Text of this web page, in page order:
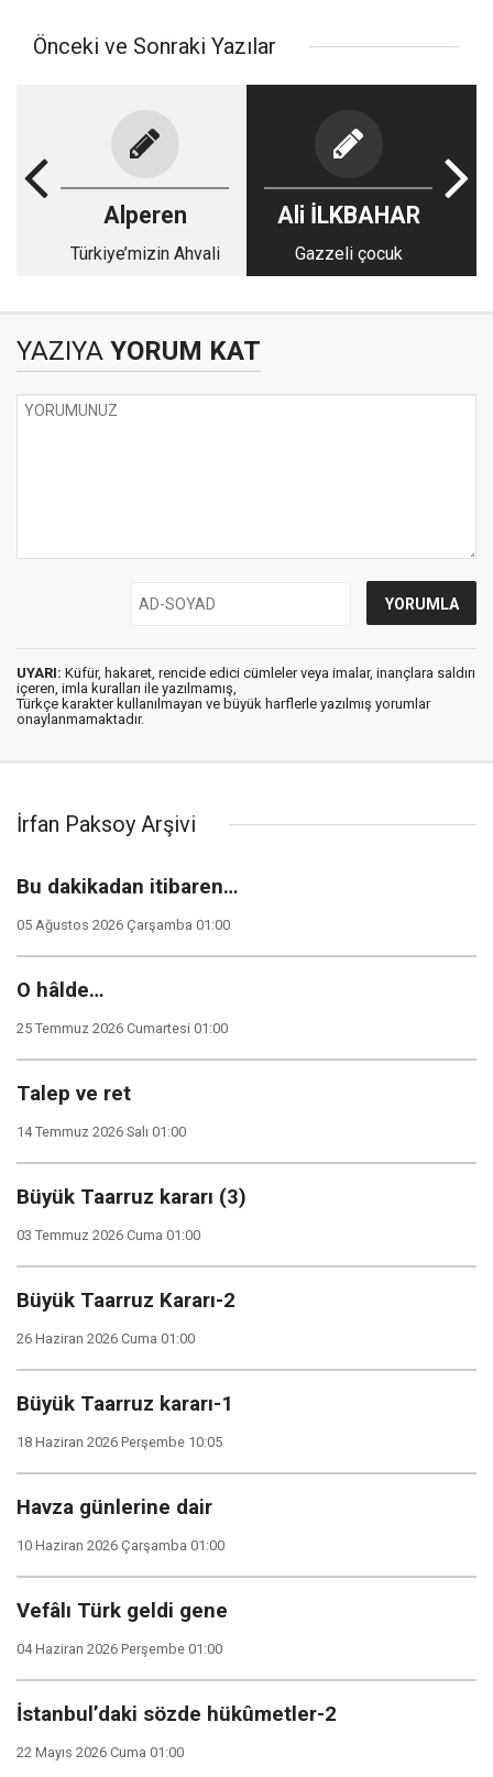
Önceki ve Sonraki Yazılar
Alperen
Türkiye’mizin Ahvali
Ali İLKBAHAR
Gazzeli çocuk
YAZIYA YORUM KAT
UYARI: Küfür, hakaret, rencide edici cümleler veya imalar, inançlara saldırı
içeren, imla kuralları ile yazılmamış,
Türkçe karakter kullanılmayan ve büyük harflerle yazılmış yorumlar
onaylanmamaktadır.
İrfan Paksoy Arşivi
Bu dakikadan itibaren…
05 Ağustos 2026 Çarşamba 01:00
O hâlde…
25 Temmuz 2026 Cumartesi 01:00
Talep ve ret
14 Temmuz 2026 Salı 01:00
Büyük Taarruz kararı (3)
03 Temmuz 2026 Cuma 01:00
Büyük Taarruz Kararı-2
26 Haziran 2026 Cuma 01:00
Büyük Taarruz kararı-1
18 Haziran 2026 Perşembe 10:05
Havza günlerine dair
10 Haziran 2026 Çarşamba 01:00
Vefâlı Türk geldi gene
04 Haziran 2026 Perşembe 01:00
İstanbul’daki sözde hükûmetler-2
22 Mayıs 2026 Cuma 01:00